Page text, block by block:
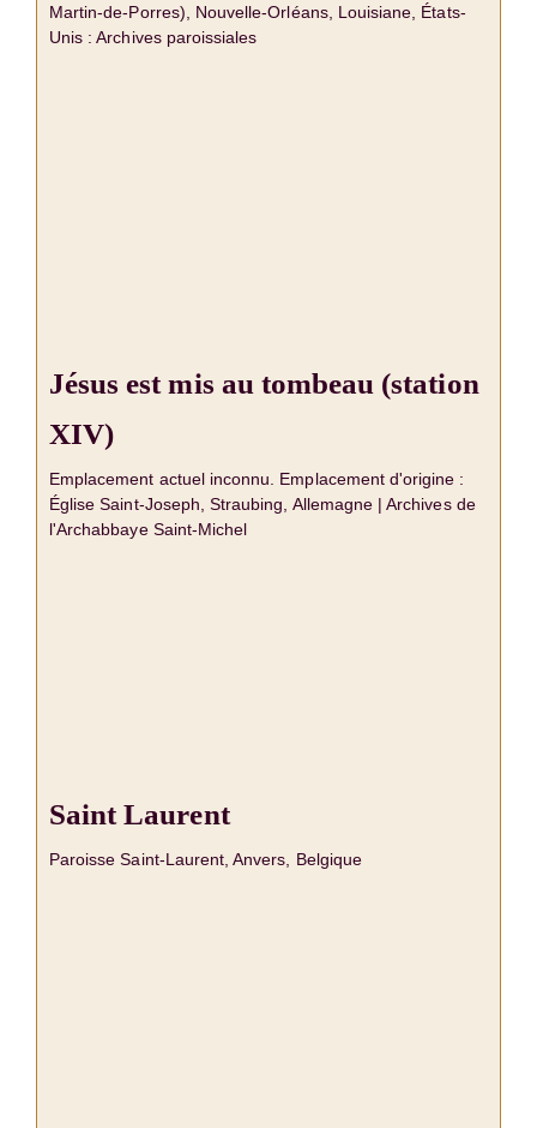
Martin-de-Porres), Nouvelle-Orléans, Louisiane, États-
Unis : Archives paroissiales
Jésus est mis au tombeau (station
XIV)
Emplacement actuel inconnu. Emplacement d'origine :
Église Saint-Joseph, Straubing, Allemagne | Archives de
l'Archabbaye Saint-Michel
Saint Laurent
Paroisse Saint-Laurent, Anvers, Belgique